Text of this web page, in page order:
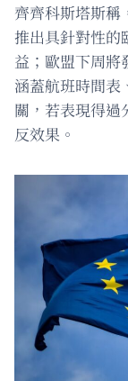
齊齊科斯塔斯稱
推出具針對性的
益；歐盟下周將
涵蓋航班時間表
關，若表現得過
反效果。